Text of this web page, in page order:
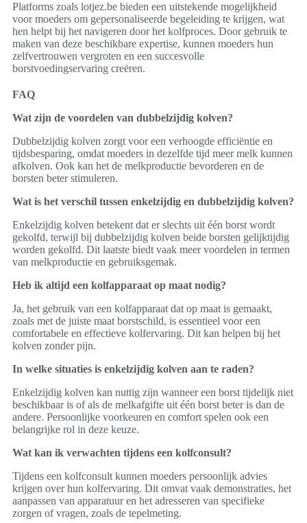
Platforms zoals lotjez.be bieden een uitstekende mogelijkheid
voor moeders om gepersonaliseerde begeleiding te krijgen, wat
hen helpt bij het navigeren door het kolfproces. Door gebruik te
maken van deze beschikbare expertise, kunnen moeders hun
zelfvertrouwen vergroten en een succesvolle
borstvoedingservaring creëren.
FAQ
Wat zijn de voordelen van dubbelzijdig kolven?
Dubbelzijdig kolven zorgt voor een verhoogde efficiëntie en
tijdsbesparing, omdat moeders in dezelfde tijd meer melk kunnen
afkolven. Ook kan het de melkproductie bevorderen en de
borsten beter stimuleren.
Wat is het verschil tussen enkelzijdig en dubbelzijdig kolven?
Enkelzijdig kolven betekent dat er slechts uit één borst wordt
gekolfd, terwijl bij dubbelzijdig kolven beide borsten gelijktijdig
worden gekolfd. Dit laatste biedt vaak meer voordelen in termen
van melkproductie en gebruiksgemak.
Heb ik altijd een kolfapparaat op maat nodig?
Ja, het gebruik van een kolfapparaat dat op maat is gemaakt,
zoals met de juiste maat borstschild, is essentieel voor een
comfortabele en effectieve kolfervaring. Dit kan helpen bij het
kolven zonder pijn.
In welke situaties is enkelzijdig kolven aan te raden?
Enkelzijdig kolven kan nuttig zijn wanneer een borst tijdelijk niet
beschikbaar is of als de melkafgifte uit één borst beter is dan de
andere. Persoonlijke voorkeuren en comfort spelen ook een
belangrijke rol in deze keuze.
Wat kan ik verwachten tijdens een kolfconsult?
Tijdens een kolfconsult kunnen moeders persoonlijk advies
krijgen over hun kolfervaring. Dit omvat vaak demonstraties, het
aanpassen van apparatuur en het adresseren van specifieke
zorgen of vragen, zoals de tepelmeting.